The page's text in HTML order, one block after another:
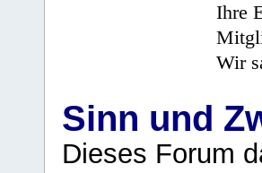
Ihre
Wir
Sinn und
Dieses Forum